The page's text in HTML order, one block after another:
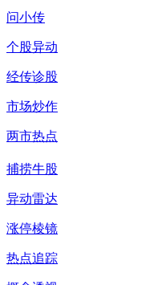
问小传
个股异动
经传诊股
市场炒作
两市热点
捕捞牛股
异动雷达
涨停棱镜
热点追踪